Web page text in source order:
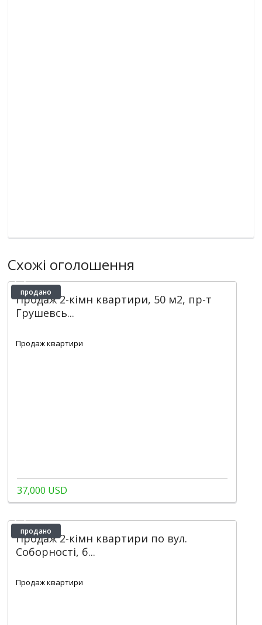
Схожі оголошення
продано
Продаж 2-кімн квартири, 50 м2, пр-т
Грушевсь...
Продаж квартири
37,000 USD
продано
Продаж 2-кімн квартири по вул.
Соборності, б...
Продаж квартири